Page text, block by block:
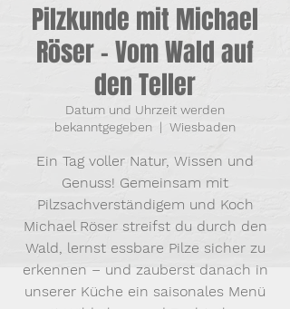
Pilzkunde mit Michael
Röser – Vom Wald auf
den Teller
Datum und Uhrzeit werden
bekanntgegeben
  |
Wiesbaden
Ein Tag voller Natur, Wissen und
Genuss! Gemeinsam mit
Pilzsachverständigem und Koch
Michael Röser streifst du durch den
Wald, lernst essbare Pilze sicher zu
erkennen – und zauberst danach in
unserer Küche ein saisonales Menü